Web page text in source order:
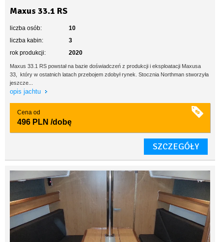
Maxus 33.1 RS
liczba osób:
10
liczba kabin:
3
rok produkcji:
2020
Maxus 33.1 RS powstał na bazie doświadczeń z produkcji i eksploatacji Maxusa
33, który w ostatnich latach przebojem zdobył rynek. Stocznia Northman stworzyła
jeszcze...
opis jachtu
Cena od
496 PLN /dobę
SZCZEGÓŁY